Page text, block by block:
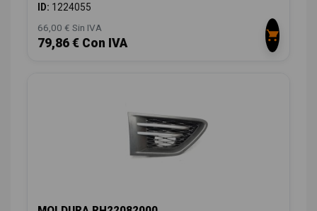
ID: 1224055
66,00 € Sin IVA
79,86 € Con IVA